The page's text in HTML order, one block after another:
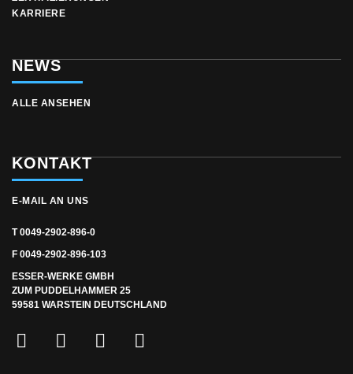
KARRIERE
NEWS
ALLE ANSEHEN
KONTAKT
E-MAIL AN UNS
T 0049-2902-896-0
F 0049-2902-896-103
ESSER-WERKE GMBH
ZUM PUDDELHAMMER 25
59581 WARSTEIN DEUTSCHLAND